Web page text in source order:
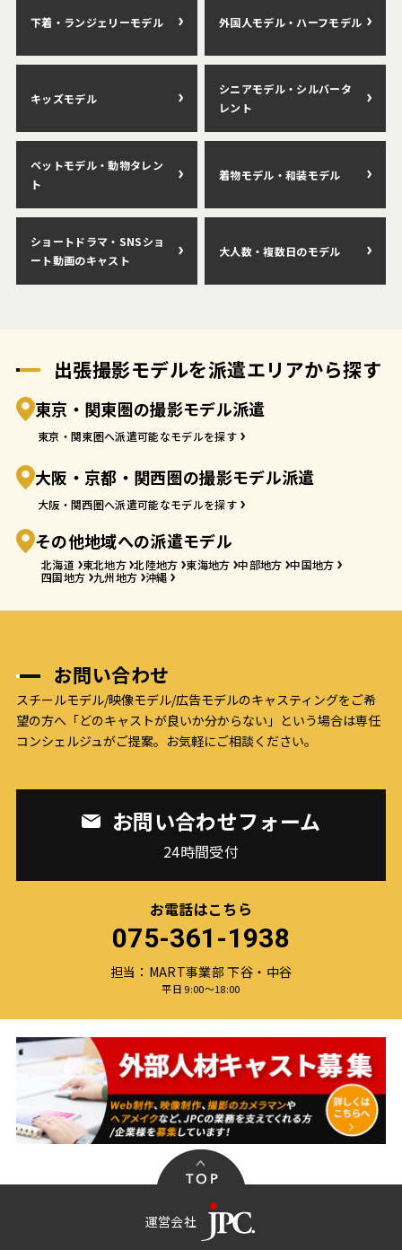
下着・ランジェリーモデル 外国人モデル・ハーフモデル
キッズモデル
シニアモデル・シルバータ
レント
ペットモデル・動物タレン
ト
着物モデル・和装モデル
ショートドラマ・SNSショ
ート動画のキャスト
大人数・複数日のモデル
出張撮影モデルを派遣エリアから探す
東京・関東圏の撮影モデル派遣
東京・関東圏へ派遣可能なモデルを探す
大阪・京都・関西圏の撮影モデル派遣
大阪・関西圏へ派遣可能なモデルを探す
その他地域への派遣モデル
北海道 東北地方 北陸地方 東海地方 中部地方 中国地方
四国地方 九州地方 沖縄
お問い合わせ
スチールモデル/映像モデル/広告モデルのキャスティングをご希
望の方へ「どのキャストが良いか分からない」という場合は専任
コンシェルジュがご提案。お気軽にご相談ください。
お問い合わせフォーム
24時間受付
お電話はこちら
075-361-1938
担当：MART事業部 下谷・中谷
平日 9:00〜18:00
運営会社